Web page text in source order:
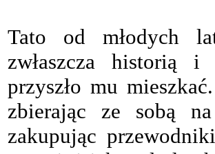
Tato od młodych
zwłaszcza historią
przyszło mu
zbierając ze sobą
zakupując